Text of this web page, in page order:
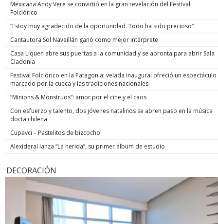
Mexicana Andy Vere se convirtió en la gran revelación del Festival
Folclórico
“Estoy muy agradecido de la oportunidad. Todo ha sido precioso”
Cantautora Sol Naveillán ganó como mejor intérprete
Casa Líquen abre sus puertas a la comunidad y se apronta para abrir Sala
Cladonia
Festival Folclórico en la Patagonia: velada inaugural ofreció un espectáculo
marcado por la cueca y las tradiciones nacionales
“Minions & Monstruos”: amor por el cine y el caos
Con esfuerzo y talento, dos jóvenes natalinos se abren paso en la música
docta chilena
Cupavci – Pastelitos de bizcocho
Alexideral lanza “La herida”, su primer álbum de estudio
DECORACIÓN